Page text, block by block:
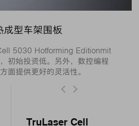
成型车架围板
5030 Hotforming Editionmit
初始投资低。另外，数控编程
面提供更好的灵活性。
TruLaser Cell